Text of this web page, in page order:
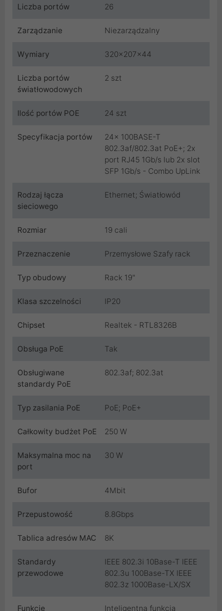
Liczba portów 26
Zarządzanie Niezarządzalny
Wymiary 320x207x44
Liczba portów
światłowodowych
2 szt
Ilość portów POE 24 szt
Specyfikacja portów
24x 100BASE-T
802.3af/802.3at PoE+; 2x
port RJ45 1Gb/s lub 2x slot
SFP 1Gb/s - Combo UpLink
Rodzaj łącza
sieciowego
Ethernet; Światłowód
Rozmiar 19 cali
Przeznaczenie Przemysłowe Szafy rack
Typ obudowy Rack 19"
Klasa szczelności IP20
Chipset Realtek - RTL8326B
Obsługa PoE Tak
Obsługiwane
standardy PoE
802.3af; 802.3at
Typ zasilania PoE PoE; PoE+
Całkowity budżet PoE 250 W
Maksymalna moc na
port
30 W
Bufor 4Mbit
Przepustowość 8.8Gbps
Tablica adresów MAC 8K
Standardy
przewodowe
IEEE 802.3i 10Base-T IEEE
802.3u 100Base-TX IEEE
802.3z 1000Base-LX/SX
Funkcje Inteligentna funkcja